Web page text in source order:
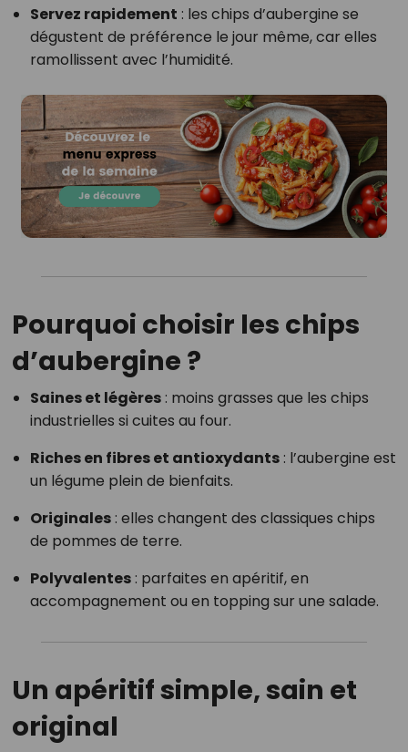
Servez rapidement : les chips d’aubergine se
dégustent de préférence le jour même, car elles
ramollissent avec l’humidité.
Pourquoi choisir les chips
d’aubergine ?
Saines et légères: moins grasses que les chips
industrielles si cuites au four.
Riches en fibres et antioxydants: l’aubergine est
un légume plein de bienfaits.
Originales: elles changent des classiques chips
de pommes de terre.
Polyvalentes: parfaites en apéritif, en
accompagnement ou en topping sur une salade.
Un apéritif simple, sain et
original